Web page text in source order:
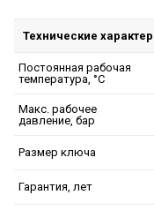
Технические
Постоянная рабочая
температура, °C
Макс. рабочее
давление, бар
Размер ключа
Гарантия, лет